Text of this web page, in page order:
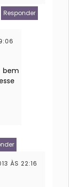
Responder
ÀS 22:16